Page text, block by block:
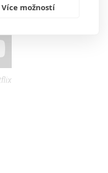
Více možností